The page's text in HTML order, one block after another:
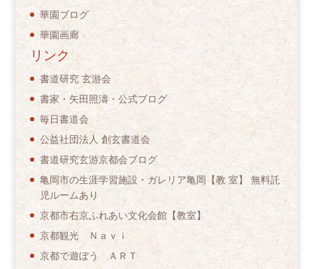
華園ブログ
華園画廊
リンク
書道研究 玄游会
書家・矢田照濤・公式ブログ
毎日書道会
公益社団法人 創玄書道会
書道研究玄游京都会ブログ
亀岡市の生涯学習施設・ガレリア亀岡【教 室】 無料託
児ルームあり
京都市右京ふれあい文化会館【教室】
京都観光 Ｎａｖｉ
京都で遊ぼう ＡＲＴ